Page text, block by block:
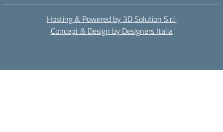
Hosting & Powered by 3D Solution S.r.l.
Concept & Design by Designers Italia